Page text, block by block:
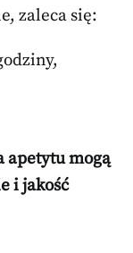
zaleca się:
apetytu mogą
i jakość